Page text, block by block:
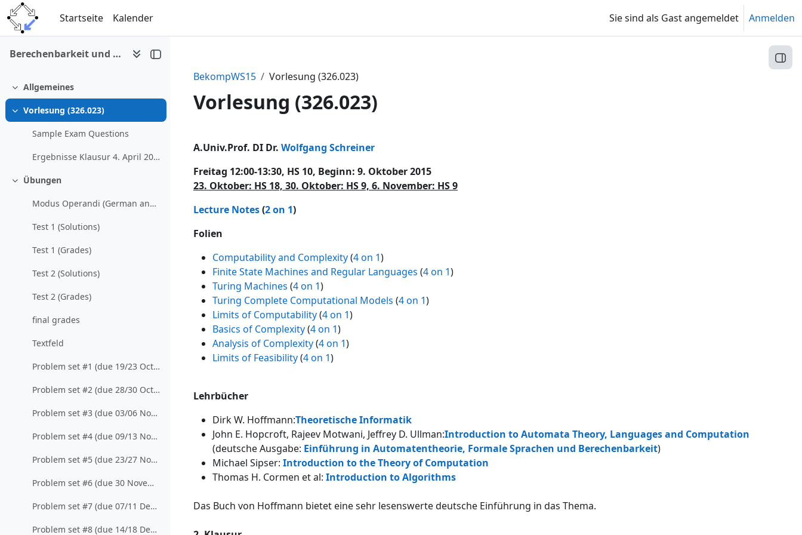
Zum Hauptinhalt
Startseite
Kalender Sie sind als Gast angemeldet Anmelden
Berechenbarkeit und Komplexität (WS 2015/16)
Einklappen
Allgemeines
Einklappen
Vorlesung (326.023)
Sample Exam Questions
Ergebnisse Klausur 4. April 2016
Einklappen
Übungen
Modus Operandi (German and English)
Test 1 (Solutions)
Test 1 (Grades)
Test 2 (Solutions)
Test 2 (Grades)
final grades
Textfeld
Problem set #1 (due 19/23 October, 2015)
Problem set #2 (due 28/30 October, 2015)
Problem set #3 (due 03/06 November, 2015)
Problem set #4 (due 09/13 November, 2015)
Problem set #5 (due 23/27 November, 2015)
Problem set #6 (due 30 November/04 December, 2015)
Problem set #7 (due 07/11 December, 2015)
Problem set #8 (due 14/18 December, 2015)
BekompWS15
Vorlesung (326.023)
Vorlesung (326.023)
Abschnittsübersicht
A.Univ.Prof. DI Dr. Wolfgang Schreiner
Freitag 12:00-13:30, HS 10, Beginn: 9. Oktober 2015
23. Oktober: HS 18, 30. Oktober: HS 9, 6. November: HS 9
Lecture Notes(2 on 1)
Folien
Computability and Complexity(4 on 1)
Finite State Machines and Regular Languages (4 on 1)
Turing Machines (4 on 1)
Turing Complete Computational Models (4 on 1)
Limits of Computability(4 on 1)
Basics of Complexity(4 on 1)
Analysis of Complexity(4 on 1)
Limits of Feasibility(4 on 1)
Lehrbücher
Dirk W. Hoffmann:Theoretische Informatik
John E. Hopcroft, Rajeev Motwani, Jeffrey D. Ullman:Introduction to Automata Theory, Languages and Computation
(deutsche Ausgabe: Einführung in Automatentheorie, Formale Sprachen und Berechenbarkeit)
Michael Sipser: Introduction to the Theory of Computation
Thomas H. Cormen et al: Introduction to Algorithms
Das Buch von Hoffmann bietet eine sehr lesenswerte deutsche Einführung in das Thema.